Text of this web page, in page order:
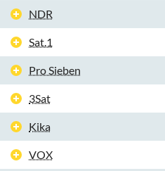
NDR
Sat.1
Pro Sieben
3Sat
Kika
VOX